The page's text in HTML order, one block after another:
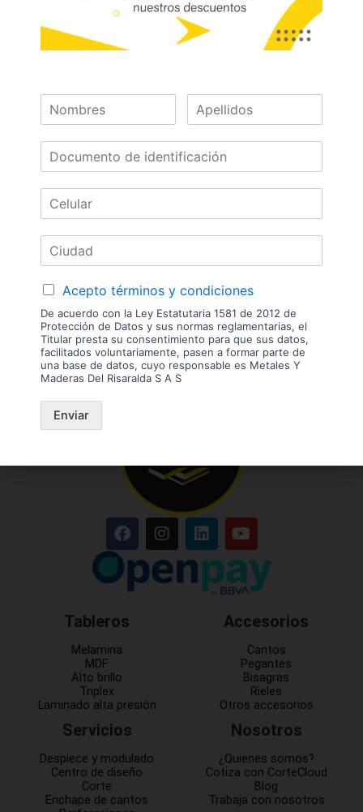
Las imágenes mostradas son de referencia y los colores podrían variar
en físico. Los costos de envío son variables y serán asumidos por el
comprador. No incluye servicios como corte, cantos o enchape. Sólo
Nuestras
Marcas
Tableros
Melamina
MDF
Alto brillo
Triplex
Laminado alta presión
Servicios
Despiece y modulado
Centro de diseño
Corte
Enchape de cantos
Accesorios
Cantos
Pegantes
Bisagras
Rieles
Otros accesorios
Nosotros
¿Quienes somos?
Cotiza con CorteCloud
Blog
Trabaja con nosotros
Acepto términos y condiciones
De acuerdo con la Ley Estatutaria 1581 de 2012 de
Protección de Datos y sus normas reglamentarias, el
Titular presta su consentimiento para que sus datos,
facilitados voluntariamente, pasen a formar parte de
una base de datos, cuyo responsable es Metales Y
Maderas Del Risaralda S A S
Enviar